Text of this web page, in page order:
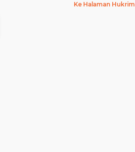
Ke Halaman Hukrim